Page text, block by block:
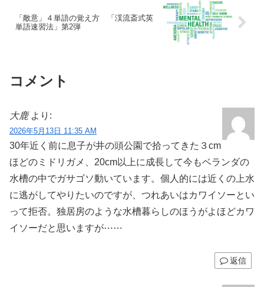
「敵意」４単語の覚え方 「渓流斎式英
単語速習法」第2弾
コメント
大鹿 より:
2026年5月13日 11:35 AM
30年近く前に息子が井の頭公園で拾ってきた３cm
ほどのミドリガメ、20cm以上に成長して今もベランダの
水槽の中でガサゴソ動いています。個人的には近くの上水
に逃がしてやりたいのですが、つれあいはカワイソーとい
って拒否。独居房のような水槽暮らしのほうがよほどカワ
イソーだと思いますが⋯⋯
返信